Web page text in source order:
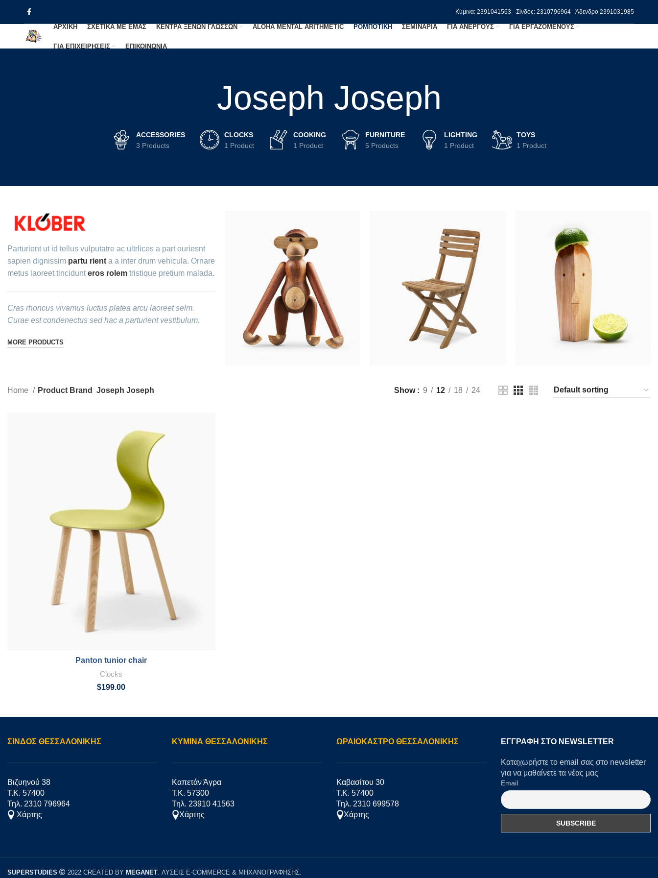
Κύμινα: 2391041563 - Σίνδος: 2310796964 - Άδενδρο 2391031985
ΑΡΧΙΚΗ ΣΧΕΤΙΚΑ ΜΕ ΕΜΑΣ ΚΕΝΤΡΑ ΞΕΝΩΝ ΓΛΩΣΣΩΝ ALOHA MENTAL ARITHMETIC ΡΟΜΠΟΤΙΚΗ ΣΕΜΙΝΑΡΙΑ ΓΙΑ ΑΝΕΡΓΟΥΣ ΓΙΑ ΕΡΓΑΖΟΜΕΝΟΥΣ
ΓΙΑ ΕΠΙΧΕΙΡΗΣΕΙΣ ΕΠΙΚΟΙΝΩΝΙΑ
Joseph Joseph
ACCESSORIES
3 Products
CLOCKS
1 Product
COOKING
1 Product
FURNITURE
5 Products
LIGHTING
1 Product
TOYS
1 Product
Parturient ut id tellus vulputatre ac ultrlices a part ouriesnt
sapien dignissim partu rient a a inter drum vehicula. Ornare
metus laoreet tincidunt eros rolem tristique pretium malada.
Cras rhoncus vivamus luctus platea arcu laoreet selm.
Curae est condenectus sed hac a parturient vestibulum.
MORE PRODUCTS
$199.00
ADD TO CART
$299.00
ADD TO CART
$89.00
ADD TO CART
Home Product Brand Joseph Joseph Show 9 12 18 24
Panton tunior chair
Clocks
$199.00
ΣΊΝΔΟΣ ΘΕΣΣΑΛΟΝΙΚΗΣ
Βιζυηνού 38
Τ.Κ. 57400
Τηλ. 2310 796964
Χάρτης
ΚΥΜΙΝΑ ΘΕΣΣΑΛΟΝΙΚΗΣ
Καπετάν Άγρα
Τ.Κ. 57300
Τηλ. 23910 41563
Χάρτης
ΩΡΑΙΟΚΑΣΤΡΟ ΘΕΣΣΑΛΟΝΙΚΗΣ
Καβασίτου 30
Τ.Κ. 57400
Τηλ. 2310 699578
Χάρτης
ΕΓΓΡΑΦΉ ΣΤΟ NEWSLETTER
Καταχωρήστε το email σας στο newsletter
για να μαθαίνετε τα νέας μας
Email
SUPERSTUDIES 2022 CREATED BY MEGANET . ΛΥΣΕΙΣ E-COMMERCE & ΜΗΧΑΝΟΓΡΑΦΗΣΗΣ.